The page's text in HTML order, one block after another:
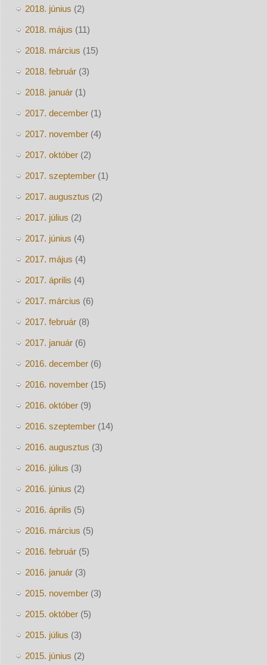
2018. június (2)
2018. május (11)
2018. március (15)
2018. február(3)
2018. január(1)
2017. december(1)
2017. november(4)
2017. október(2)
2017. szeptember(1)
2017. augusztus (2)
2017. július (2)
2017. június (4)
2017. május (4)
2017. április (4)
2017. március (6)
2017. február(8)
2017. január(6)
2016. december(6)
2016. november(15)
2016. október(9)
2016. szeptember(14)
2016. augusztus (3)
2016. július (3)
2016. június (2)
2016. április (5)
2016. március (5)
2016. február(5)
2016. január(3)
2015. november(3)
2015. október(5)
2015. július (3)
2015. június (2)